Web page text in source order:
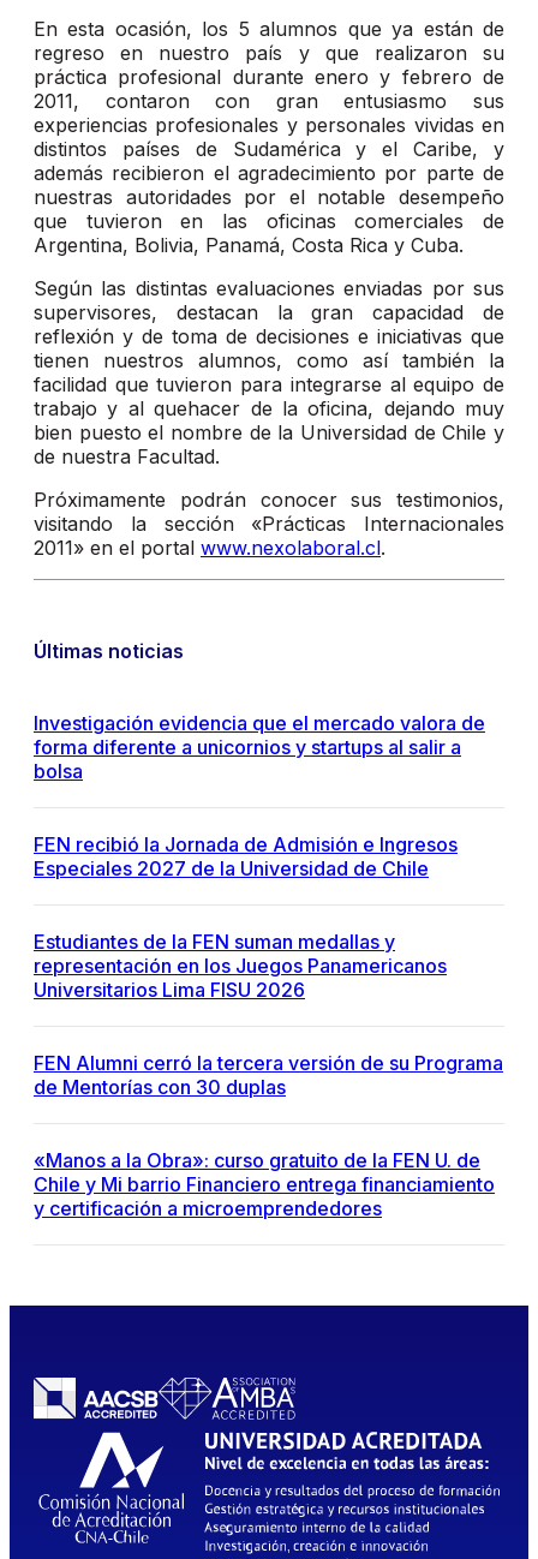
En esta ocasión, los 5 alumnos que ya están de
regreso en nuestro país y que realizaron su
práctica profesional durante enero y febrero de
2011, contaron con gran entusiasmo sus
experiencias profesionales y personales vividas en
distintos países de Sudamérica y el Caribe, y
además recibieron el agradecimiento por parte de
nuestras autoridades por el notable desempeño
que tuvieron en las oficinas comerciales de
Argentina, Bolivia, Panamá, Costa Rica y Cuba.
Según las distintas evaluaciones enviadas por sus
supervisores, destacan la gran capacidad de
reflexión y de toma de decisiones e iniciativas que
tienen nuestros alumnos, como así también la
facilidad que tuvieron para integrarse al equipo de
trabajo y al quehacer de la oficina, dejando muy
bien puesto el nombre de la Universidad de Chile y
de nuestra Facultad.
Próximamente podrán conocer sus testimonios,
visitando la sección «Prácticas Internacionales
2011» en el portal www.nexolaboral.cl.
Últimas noticias
Investigación evidencia que el mercado valora de
forma diferente a unicornios y startups al salir a
bolsa
FEN recibió la Jornada de Admisión e Ingresos
Especiales 2027 de la Universidad de Chile
Estudiantes de la FEN suman medallas y
representación en los Juegos Panamericanos
Universitarios Lima FISU 2026
FEN Alumni cerró la tercera versión de su Programa
de Mentorías con 30 duplas
«Manos a la Obra»: curso gratuito de la FEN U. de
Chile y Mi barrio Financiero entrega financiamiento
y certificación a microemprendedores